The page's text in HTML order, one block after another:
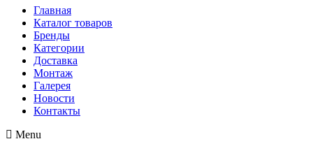
Главная
Каталог товаров
Бренды
Категории
Доставка
Монтаж
Галерея
Новости
Контакты
Menu